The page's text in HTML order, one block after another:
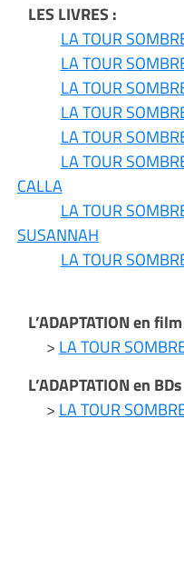
LES LIVRES :
LA TOUR
LA TOUR
LA TOUR
LA TOUR
LA TOUR
LA TOUR
CALLA
LA TOUR
SUSANNAH
LA TOUR
L’ADAPTATION en
> LA TOUR
L’ADAPTATION en
> LA TOUR